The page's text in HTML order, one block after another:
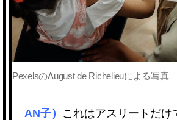
PexelsのAugust de Richelieuによる写真
AN子） これはアスリートだけ